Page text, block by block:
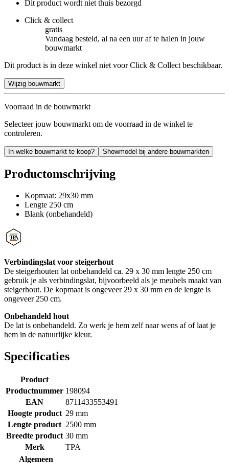
Dit product wordt niet thuis bezorgd
Click & collect
gratis
Vandaag besteld, al na een uur af te halen in jouw
bouwmarkt
Dit product is in deze winkel niet voor Click & Collect beschikbaar.
Wijzig bouwmarkt
Voorraad in de bouwmarkt
Selecteer jouw bouwmarkt om de voorraad in de winkel te
controleren.
In welke bouwmarkt te koop? Showmodel bij andere bouwmarkten
Productomschrijving
Kopmaat: 29x30 mm
Lengte 250 cm
Blank (onbehandeld)
Verbindingslat voor steigerhout
De steigerhouten lat onbehandeld ca. 29 x 30 mm lengte 250 cm
gebruik je als verbindingslat, bijvoorbeeld als je meubels maakt van
steigerhout. De kopmaat is ongeveer 29 x 30 mm en de lengte is
ongeveer 250 cm.
Onbehandeld hout
De lat is onbehandeld. Zo werk je hem zelf naar wens af of laat je
hem in de natuurlijke kleur.
Specificaties
Product
Productnummer 198094
EAN
8711433553491
Hoogte product 29 mm
Lengte product 2500 mm
Breedte product 30 mm
Merk
TPA
Algemeen